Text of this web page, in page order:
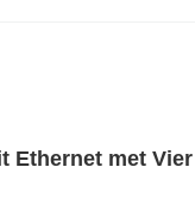
Ethernet met